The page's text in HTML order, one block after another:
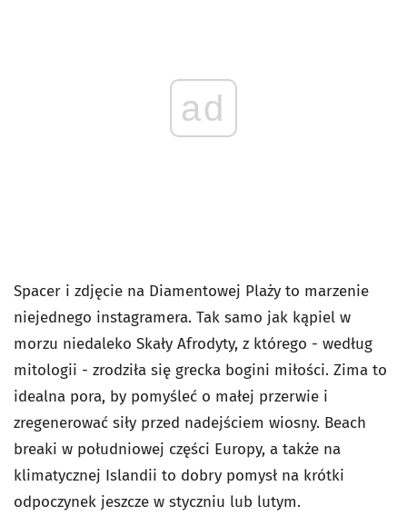
ad
Spacer i zdjęcie na Diamentowej Plaży to marzenie
niejednego instagramera. Tak samo jak kąpiel w
morzu niedaleko Skały Afrodyty, z którego - według
mitologii - zrodziła się grecka bogini miłości. Zima to
idealna pora, by pomyśleć o małej przerwie i
zregenerować siły przed nadejściem wiosny. Beach
breaki w południowej części Europy, a także na
klimatycznej Islandii to dobry pomysł na krótki
odpoczynek jeszcze w styczniu lub lutym.